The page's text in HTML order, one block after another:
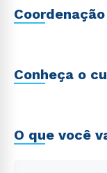
Conheça o
O que você